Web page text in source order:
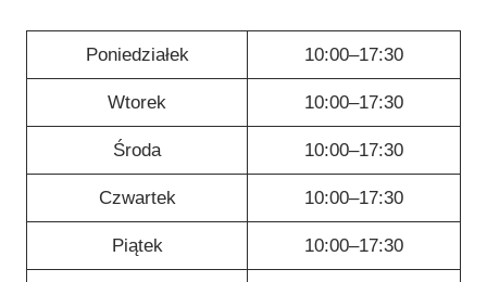
Poniedziałek 10:00–17:30
Wtorek 10:00–17:30
Środa 10:00–17:30
Czwartek 10:00–17:30
Piątek 10:00–17:30